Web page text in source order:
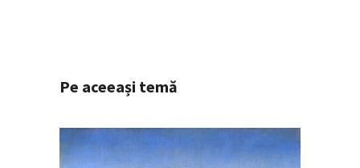
Pe aceeași temă